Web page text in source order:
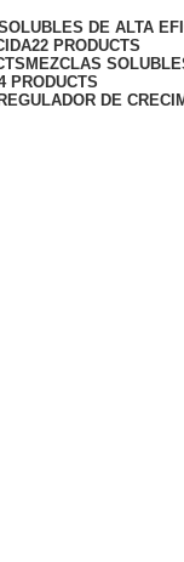
DE ALTA
22 PRODUCTS
MEZCLAS
PRODUCTS
REGULADOR DE